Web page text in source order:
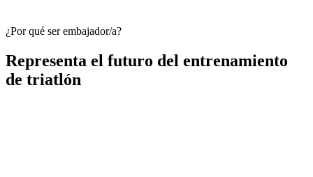
¿Por qué ser embajador/a?
Representa el futuro del entrenamiento
de triatlón